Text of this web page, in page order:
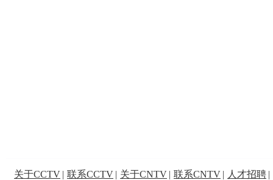
关于CCTV | 联系CCTV | 关于CNTV | 联系CNTV | 人才招聘 |